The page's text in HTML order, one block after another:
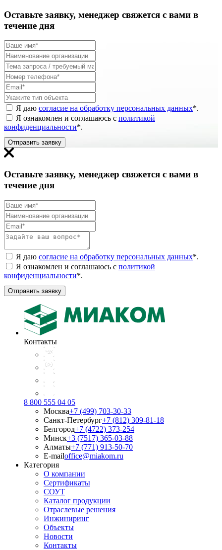
Оставьте заявку, менеджер свяжется с вами в
течение дня
Я даю согласие на обработку персональных данных*.
Я ознакомлен и соглашаюсь с политикой
конфиденциальности*.
Отправить заявку
Оставьте заявку, менеджер свяжется с вами в
течение дня
Я даю согласие на обработку персональных данных*.
Я ознакомлен и соглашаюсь с политикой
конфиденциальности*.
Отправить заявку
Контакты
8 800 555 04 05
Москва+7 (499) 703-30-33
Санкт-Петербург+7 (812) 309-81-18
Белгород+7 (4722) 373-254
Минск+3 (7517) 365-03-88
Алматы+7 (771) 913-50-70
E-mailoffice@miakom.ru
Категория
О компании
Сертификаты
СОУТ
Каталог продукции
Отраслевые решения
Инжиниринг
Объекты
Новости
Контакты